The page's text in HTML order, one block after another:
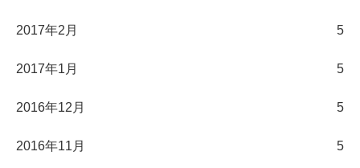
2017年2月 5
2017年1月 5
2016年12月 5
2016年11月 5